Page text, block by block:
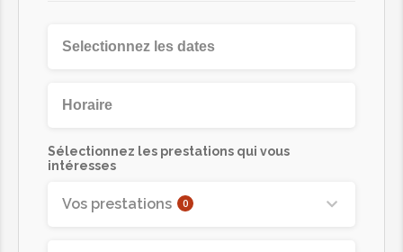
Sélectionnez les prestations qui vous
intéresses
Vos prestations 0